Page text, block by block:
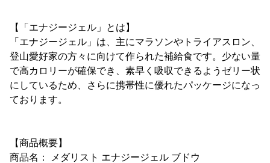
【「エナジージェル」とは】
「エナジージェル」は、主にマラソンやトライアスロン、
登山愛好家の方々に向けて作られた補給食です。少ない量
で高カロリーが確保でき、素早く吸収できるようゼリー状
にしているため、さらに携帯性に優れたパッケージになっ
ております。
【商品概要】
商品名： メダリスト エナジージェル ブドウ